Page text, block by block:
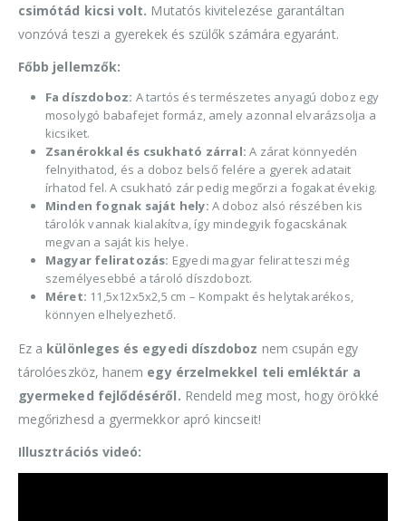
csimótád kicsi volt. Mutatós kivitelezése garantáltan
vonzóvá teszi a gyerekek és szülők számára egyaránt.
Főbb jellemzők:
Fa díszdoboz: A tartós és természetes anyagú doboz egy
mosolygó babafejet formáz, amely azonnal elvarázsolja a
kicsiket.
Zsanérokkal és csukható zárral: A zárat könnyedén
felnyithatod, és a doboz belső felére a gyerek adatait
írhatod fel. A csukható zár pedig megőrzi a fogakat évekig.
Minden fognak saját hely: A doboz alsó részében kis
tárolók vannak kialakítva, így mindegyik fogacskának
megvan a saját kis helye.
Magyar feliratozás: Egyedi magyar felirat teszi még
személyesebbé a tároló díszdobozt.
Méret: 11,5x12x5x2,5 cm – Kompakt és helytakarékos,
könnyen elhelyezhető.
Ez a különleges és egyedi díszdoboz nem csupán egy
tárolóeszköz, hanem egy érzelmekkel teli emléktár a
gyermeked fejlődéséről. Rendeld meg most, hogy örökké
megőrizhesd a gyermekkor apró kincseit!
Illusztrációs videó: